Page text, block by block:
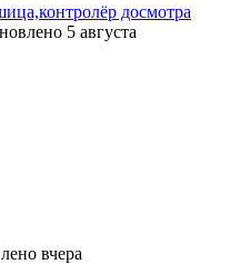
досмотра
5 августа
вчера